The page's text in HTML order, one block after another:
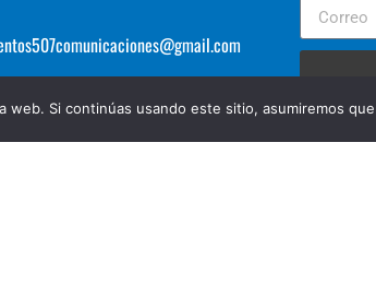
Si continúas usando este sitio, asumiremos